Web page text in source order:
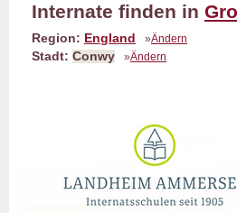
Internate finden in
Region: England »Ändern
Stadt: Conwy »Ändern